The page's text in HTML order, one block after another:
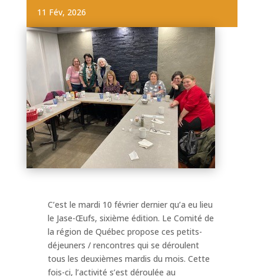
11 Fév, 2026
C’est le mardi 10 février dernier qu’a eu lieu
le Jase-Œufs, sixième édition. Le Comité de
la région de Québec propose ces petits-
déjeuners / rencontres qui se déroulent
tous les deuxièmes mardis du mois. Cette
fois-ci, l’activité s’est déroulée au